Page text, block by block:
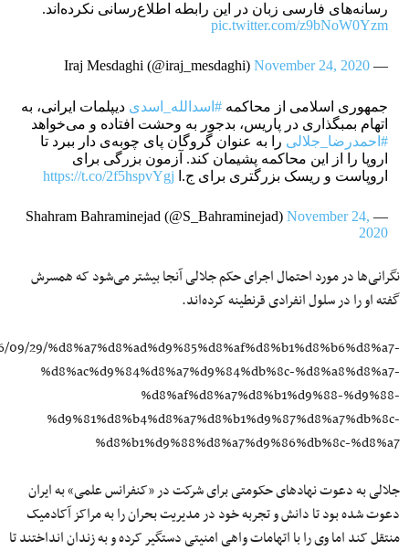
رسانه‌های فارسی زبان در این رابطه اطلاع‌رسانی نکرده‌اند.
pic.twitter.com/z9bNoW0Yzm
— Iraj Mesdaghi (@iraj_mesdaghi)
November 24, 2020
جمهوری اسلامی از محاکمه #اسدالله_اسدی دیپلمات ایرانی، به
اتهام بمبگذاری در پاریس، بدجور به وحشت افتاده و می‌خواهد
#احمدرضا_جلالی را به عنوان گروگان پای چوبه‌ی دار ببرد تا
اروپا را از این محاکمه پشیمان کند. آزمون بزرگی برای
اروپاست و ریسک بزرگتری برای ج.ا https://t.co/2f5hspvYgj
— Shahram Bahraminejad (@S_Bahraminejad)
November 24,
2020
نگرانی‌ها در مورد احتمال اجرای حکم جلالی آنجا بیشتر می‌شود که همسرش
گفته او را در سلول انفرادی قرنطینه کرده‌اند.
29/%d8%a7%d8%ad%d9%85%d8%af%d8%b1%d8%b6%d8%a7-
%d8%ac%d9%84%d8%a7%d9%84%db%8c-%d8%a8%d8%a7-
%d8%af%d8%a7%d8%b1%d9%88-%d9%88-
%d9%81%d8%b4%d8%a7%d8%b1%d9%87%d8%a7%db%8c-
%d8%b1%d9%88%d8%a7%d9%86%db%8c-%d8%a7
جلالی به دعوت نهادهای حکومتی برای شرکت در «کنفرانس علمی» به ایران
دعوت شده بود تا دانش و تجربه خود در مدیریت بحران را به مراکز آکادمیک
منتقل کند اما وی را با اتهامات واهی امنیتی دستگیر کرده و به زندان انداختند تا